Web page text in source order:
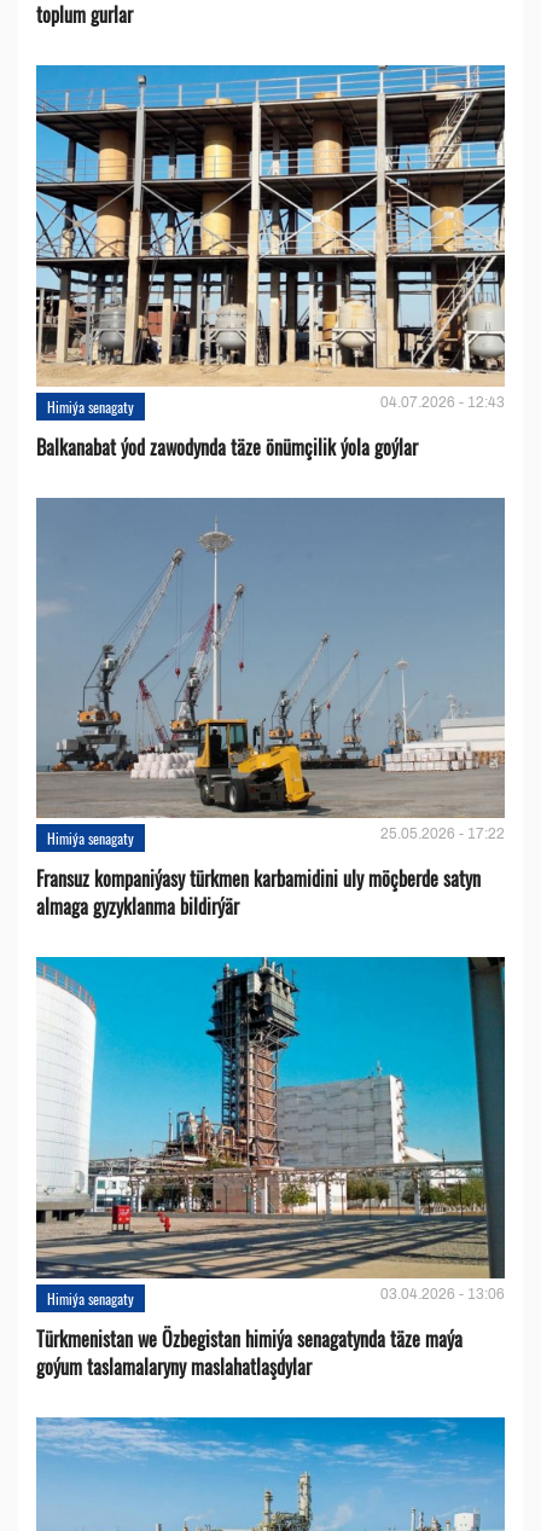
toplum gurlar
Himiýa senagaty 04.07.2026 - 12:43
Balkanabat ýod zawodynda täze önümçilik ýola goýlar
Himiýa senagaty 25.05.2026 - 17:22
Fransuz kompaniýasy türkmen karbamidini uly möçberde satyn
almaga gyzyklanma bildirýär
Himiýa senagaty 03.04.2026 - 13:06
Türkmenistan we Özbegistan himiýa senagatynda täze maýa
goýum taslamalaryny maslahatlaşdylar